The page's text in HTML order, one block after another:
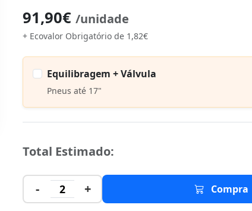
91,90€ /unidade
+ Ecovalor Obrigatório de 1,82€
Equilibragem + Válvula
Pneus até 17"
Total Estimado:
- 2 + Compra